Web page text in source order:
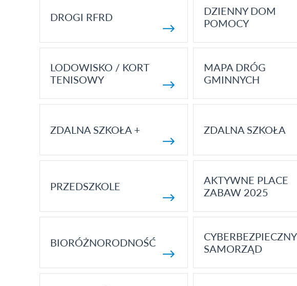
DROGI RFRD
DZIENNY DOM
POMOCY
LODOWISKO / KORT
TENISOWY
MAPA DRÓG
GMINNYCH
ZDALNA SZKOŁA + ZDALNA SZKOŁA
PRZEDSZKOLE
AKTYWNE PLACE
ZABAW 2025
BIORÓŻNORODNOŚĆ
CYBERBEZPIECZNY
SAMORZĄD